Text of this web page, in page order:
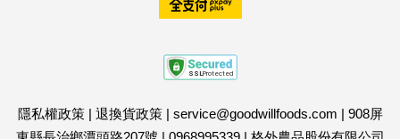
隱私權政策| 退換貨政策| service@goodwillfoods.com | 908屏